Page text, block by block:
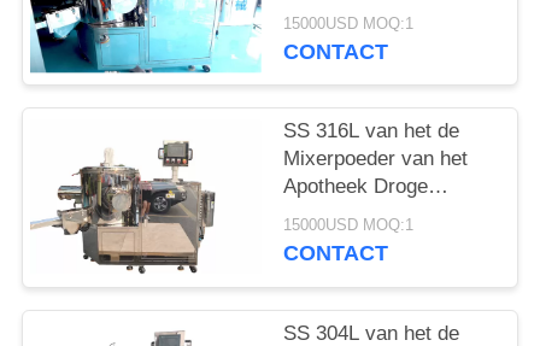
snelheid Kosmetische
het Mengen zich
15000USD MOQ:1
CONTACT
SS 316L van het de
Mixerpoeder van het
Apotheek Droge
Poeder de
Homogenisatormixer
15000USD MOQ:1
CONTACT
SS 304L van het de